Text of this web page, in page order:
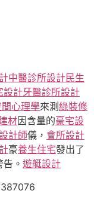
中醫診所設計民生
設計牙醫診所設計
間心理學來測 綠裝修
材因含量的豪宅設
計師儀， 會所設計
豪養生住宅發出了
告。 遊艇設計